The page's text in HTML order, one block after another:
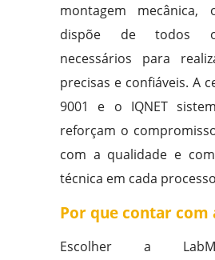
montagem mecânica,
dispõe de todos
necessários para
precisas e confiáveis. A
9001 e o IQNET
reforçam o
com a qualidade e
técnica em cada
Por que contar com
Escolher a